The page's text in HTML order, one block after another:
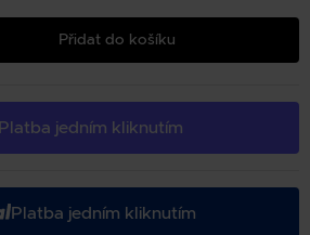
Přidat do košíku
Platba jedním kliknutím
Platba jedním kliknutím